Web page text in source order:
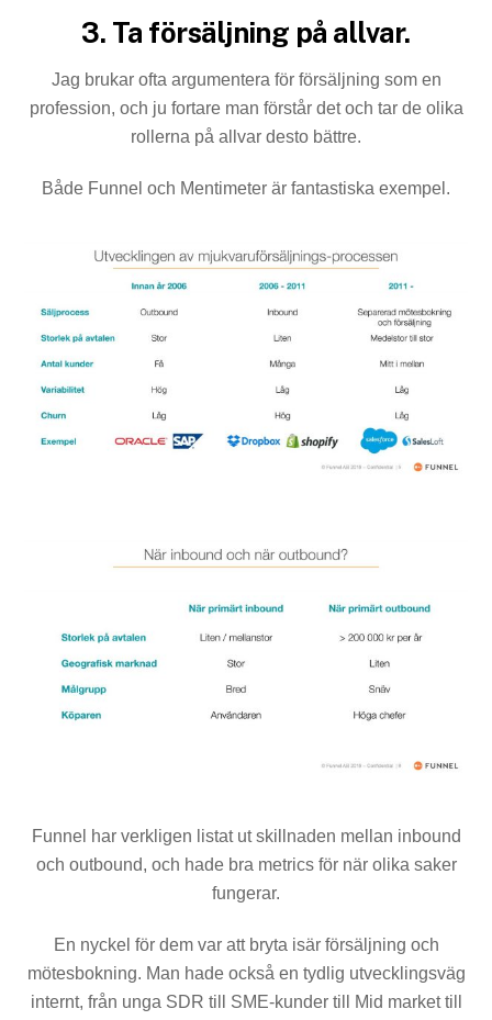
3. Ta försäljning på allvar.
Jag brukar ofta argumentera för försäljning som en
profession, och ju fortare man förstår det och tar de olika
rollerna på allvar desto bättre.
Både Funnel och Mentimeter är fantastiska exempel.
Funnel har verkligen listat ut skillnaden mellan inbound
och outbound, och hade bra metrics för när olika saker
fungerar.
En nyckel för dem var att bryta isär försäljning och
mötesbokning. Man hade också en tydlig utvecklingsväg
internt, från unga SDR till SME-kunder till Mid market till